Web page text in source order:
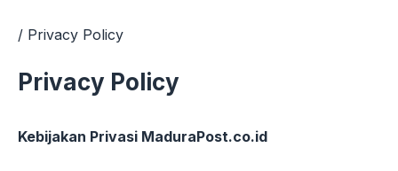
/ Privacy Policy
Privacy Policy
Kebijakan Privasi MaduraPost.co.id